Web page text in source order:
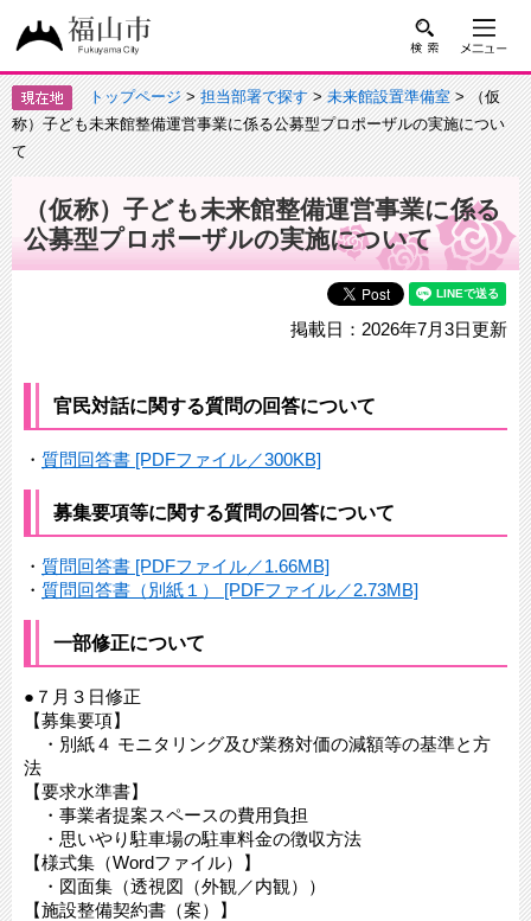
トップページ>担当部署で探す>未来館設置準備室> （仮
称）子ども未来館整備運営事業に係る公募型プロポーザルの実施につい
て
（仮称）子ども未来館整備運営事業に係る
公募型プロポーザルの実施について
掲載日：2026年7月3日更新
官民対話に関する質問の回答について
・ 質問回答書 [PDFファイル／300KB]
募集要項等に関する質問の回答について
・ 質問回答書 [PDFファイル／1.66MB]
・ 質問回答書（別紙１） [PDFファイル／2.73MB]
一部修正について
●７月３日修正
【募集要項】
・別紙４ モニタリング及び業務対価の減額等の基準と方
法
【要求水準書】
・事業者提案スペースの費用負担
・思いやり駐車場の駐車料金の徴収方法
【様式集（Wordファイル）】
・図面集（透視図（外観／内観））
【施設整備契約書（案）】